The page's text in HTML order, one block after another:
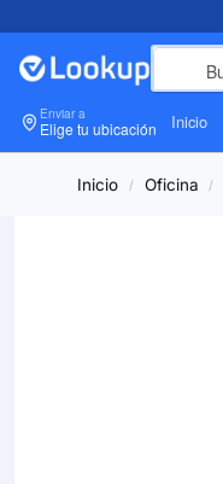
Enviar a
Elige tu ubicación Inicio
Inicio / Oficina /